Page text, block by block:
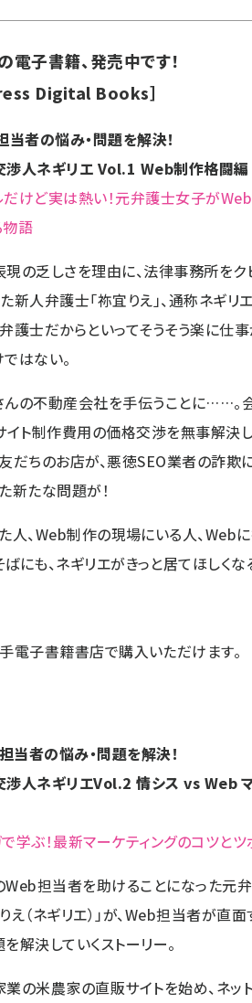
電子書籍、発売中です！
Digital Books］
者の悩み・問題を解決！
渉人ネギリエ Vol.1 Web制作格闘編
だけど実は熱い！元弁護士女子が
物語
の乏しさを理由に、法律事務所をク
新人弁護士「祢宜りえ」、通称ネギリ
護士だからといってそうそう楽に仕
はない。
んの不動産会社を手伝うことに……。
イト制作費用の価格交渉を無事解決
だちのお店が、悪徳SEO業者の詐欺
新たな問題が！
人、Web制作の現場にいる人、Web
にも、ネギリエがきっと居てほしくな
電子書籍書店で購入いただけます。
当者の悩み・問題を解決！
渉人ネギリエVol.2 情シス vs Web
学ぶ！最新マーケティングのコツとツ
Web担当者を助けることになった元
え（ネギリエ）」が、Web担当者が直
解決していくストーリー。
業の米農家の直販サイトを始め、ネッ